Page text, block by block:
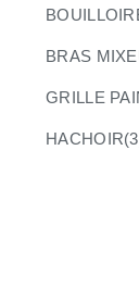
BRAS
GRILLE
HACHOIR